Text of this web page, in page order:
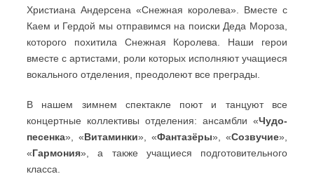
Христиана Андерсена «Снежная королева». Вместе с
Каем и Гердой мы отправимся на поиски Деда Мороза,
которого похитила Снежная Королева. Наши герои
вместе с артистами, роли которых исполняют учащиеся
вокального отделения, преодолеют все преграды.
В нашем зимнем спектакле поют и танцуют все
концертные коллективы отделения: ансамбли «Чудо-
песенка», «Витаминки», «Фантазёры», «Созвучие»,
«Гармония», а также учащиеся подготовительного
класса.